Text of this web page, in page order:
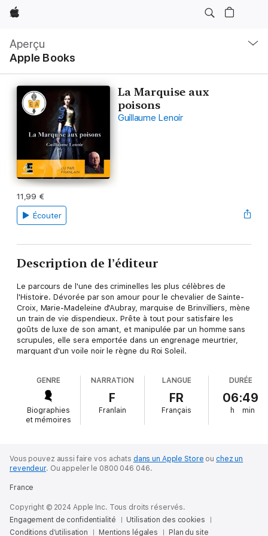
Apple
Aperçu
Apple Books
locale
Ouvrir
menu
La Marquise aux
poisons
Guillaume Lenoir
11,99 €
Écouter
Description de l’éditeur
Le parcours de l'une des criminelles les plus célèbres de
l'Histoire. Dévorée par son amour pour le chevalier de Sainte-
Croix, Marie-Madeleine d'Aubray, marquise de Brinvilliers, mène
un train de vie dispendieux. Prête à tout pour satisfaire les
goûts de luxe de son amant, et manipulée par un homme sans
scrupules, elle sera emportée dans un engrenage meurtrier,
marquant d'un voile noir le règne du Roi Soleil.
GENRE
Biographies
et mémoires
NARRATION
F
Franlain
LANGUE
FR
Français
DURÉE
06:49
h min
Vous pouvez aussi faire vos achats dans un Apple Store ou chez un
revendeur. Ou appeler le 0800 046 046.
France
Copyright © 2024 Apple Inc. Tous droits réservés.
Engagement de confidentialité
Utilisation des cookies
Conditions d’utilisation
Mentions légales Plan du site